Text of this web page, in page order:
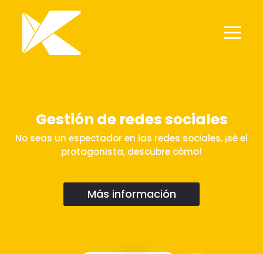
Gestión de redes sociales
No seas un espectador en las redes sociales, ¡sé el
protagonista, descubre cómo!
Más información